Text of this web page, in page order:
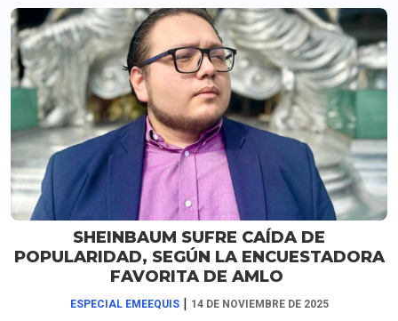
SHEINBAUM SUFRE CAÍDA DE
POPULARIDAD, SEGÚN LA ENCUESTADORA
FAVORITA DE AMLO
ESPECIAL EMEEQUIS | 14 DE NOVIEMBRE DE 2025